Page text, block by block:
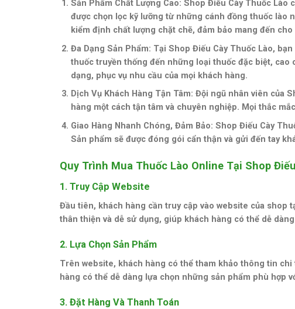
Sản Phẩm Chất Lượng Cao: Shop Điếu Cày Thuốc Lào
được chọn lọc kỹ lưỡng từ những cánh đồng thuốc lào
kiểm định chất lượng chặt chẽ, đảm bảo mang đến
Đa Dạng Sản Phẩm: Tại Shop Điếu Cày Thuốc Lào,
thuốc truyền thống đến những loại thuốc đặc biệt, cao
dạng, phục vụ nhu cầu của mọi khách hàng.
Dịch Vụ Khách Hàng Tận Tâm: Đội ngũ nhân viên của
hàng một cách tận tâm và chuyên nghiệp. Mọi thắc
Giao Hàng Nhanh Chóng, Đảm Bảo: Shop Điếu Cày
Sản phẩm sẽ được đóng gói cẩn thận và gửi đến tay
Quy Trình Mua Thuốc Lào Online Tại Shop
1. Truy Cập Website
Đầu tiên, khách hàng cần truy cập vào website của shop
thân thiện và dễ sử dụng, giúp khách hàng có thể dễ
2. Lựa Chọn Sản Phẩm
Trên website, khách hàng có thể tham khảo thông tin
hàng có thể dễ dàng lựa chọn những sản phẩm phù hợp
3. Đặt Hàng Và Thanh Toán